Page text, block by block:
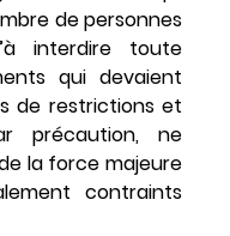
de personnes
interdire toute
qui devaient
de restrictions et
précaution, ne
la force majeure
contraints